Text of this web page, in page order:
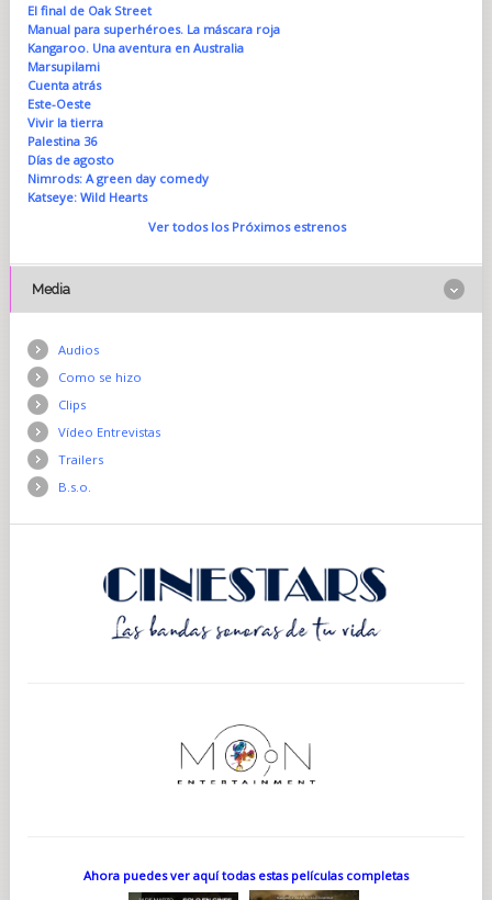
El final de Oak Street
Manual para superhéroes. La máscara roja
Kangaroo. Una aventura en Australia
Marsupilami
Cuenta atrás
Este-Oeste
Vivir la tierra
Palestina 36
Días de agosto
Nimrods: A green day comedy
Katseye: Wild Hearts
Ver todos los Próximos estrenos
Media
Audios
Como se hizo
Clips
Vídeo Entrevistas
Trailers
B.s.o.
Ahora puedes ver aquí todas estas películas completas